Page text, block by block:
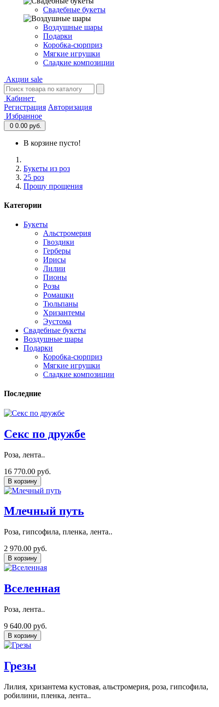
Свадебные букеты
Воздушные шары
Подарки
Коробка-сюрприз
Мягкие игрушки
Сладкие композиции
Акции sale
Кабинет
Регистрация Авторизация
Избранное
0 0.00 руб.
В корзине пусто!
Букеты из роз
25 роз
Прошу прощения
Категории
Букеты
Альстромерия
Гвоздики
Герберы
Ирисы
Лилии
Пионы
Розы
Ромашки
Тюльпаны
Хризантемы
Эустома
Свадебные букеты
Воздушные шары
Подарки
Коробка-сюрприз
Мягкие игрушки
Сладкие композиции
Последние
Секс по дружбе
Роза, лента..
16 770.00 руб.
В корзину
Млечный путь
Роза, гипсофила, пленка, лента..
2 970.00 руб.
В корзину
Вселенная
Роза, лента..
9 640.00 руб.
В корзину
Грезы
Лилия, хризантема кустовая, альстромерия, роза, гипсофила,
робилини, пленка, лента..